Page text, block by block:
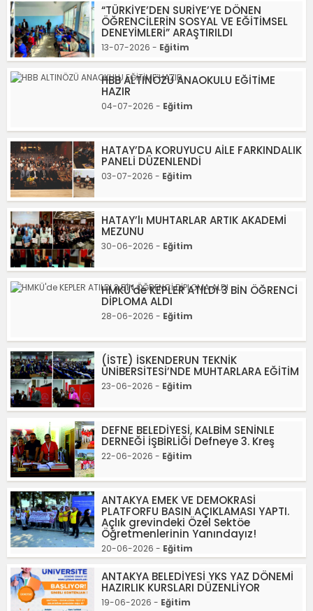
“TÜRKİYE’DEN SURİYE’YE DÖNEN
ÖĞRENCİLERİN SOSYAL VE EĞİTİMSEL
DENEYİMLERİ” ARAŞTIRILDI
13-07-2026 - Eğitim
HBB ALTINÖZÜ ANAOKULU EĞİTİME
HAZIR
04-07-2026 - Eğitim
HATAY’DA KORUYUCU AİLE FARKINDALIK
PANELİ DÜZENLENDİ
03-07-2026 - Eğitim
HATAY’lı MUHTARLAR ARTIK AKADEMİ
MEZUNU
30-06-2026 - Eğitim
HMKÜ'de KEPLER ATILDI 3 BİN ÖĞRENCİ
DİPLOMA ALDI
28-06-2026 - Eğitim
(İSTE) İSKENDERUN TEKNİK
ÜNİBERSİTESİ’NDE MUHTARLARA EĞİTİM
23-06-2026 - Eğitim
DEFNE BELEDİYESİ, KALBİM SENİNLE
DERNEĞİ İŞBİRLİĞİ Defneye 3. Kreş
22-06-2026 - Eğitim
ANTAKYA EMEK VE DEMOKRASİ
PLATFORFU BASIN AÇIKLAMASI YAPTI.
Açlık grevindeki Özel Sektöe
Öğretmenlerinin Yanındayız!
20-06-2026 - Eğitim
ANTAKYA BELEDİYESİ YKS YAZ DÖNEMİ
HAZIRLIK KURSLARI DÜZENLİYOR
19-06-2026 - Eğitim